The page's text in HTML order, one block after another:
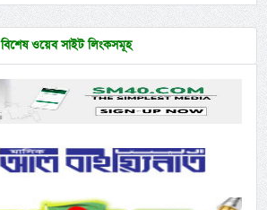
বিশেষ ওয়েব সাইট লিংকসমূহ